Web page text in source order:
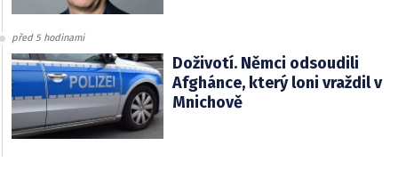
před 5 hodinami
Doživotí. Němci odsoudili
Afghánce, který loni vraždil v
Mnichově